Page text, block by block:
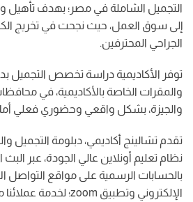
التجميل الشاملة في مصر؛ بهدف تأهيل
إلى سوق العمل، حيث نجحت في تخريج
الجراحي المحترفين.
توفر الأكاديمية دراسة تخصص التجميل
والمقرات الخاصة بالأكاديمية، في
والجيزة، بشكل واقعي وحضوري فعلي
تقدم تشالينج أكاديمي، دبلومة التجميل
نظام تعليم أونلاين عالي الجودة، عبر
بالحسابات الرسمية على مواقع التواصل
الإلكتروني وتطبيق zoom؛ لخدمة عملائنا من داخل مصر وخارجها.